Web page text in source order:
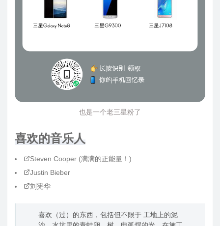
也是一个老三星粉了
喜欢的音乐人
Steven Cooper (满满的正能量！)
Justin Bieber
刘宪华
喜欢（过）的东西，包括但不限于 工地上的泥